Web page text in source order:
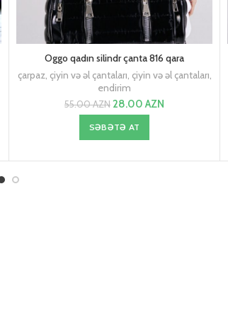
Oggo qadın silindr çanta 816 qara
çarpaz, çiyin və əl çantaları, çiyin və əl çantaları,
endirim
55.00AZN28.00AZN
SƏBƏTƏ AT